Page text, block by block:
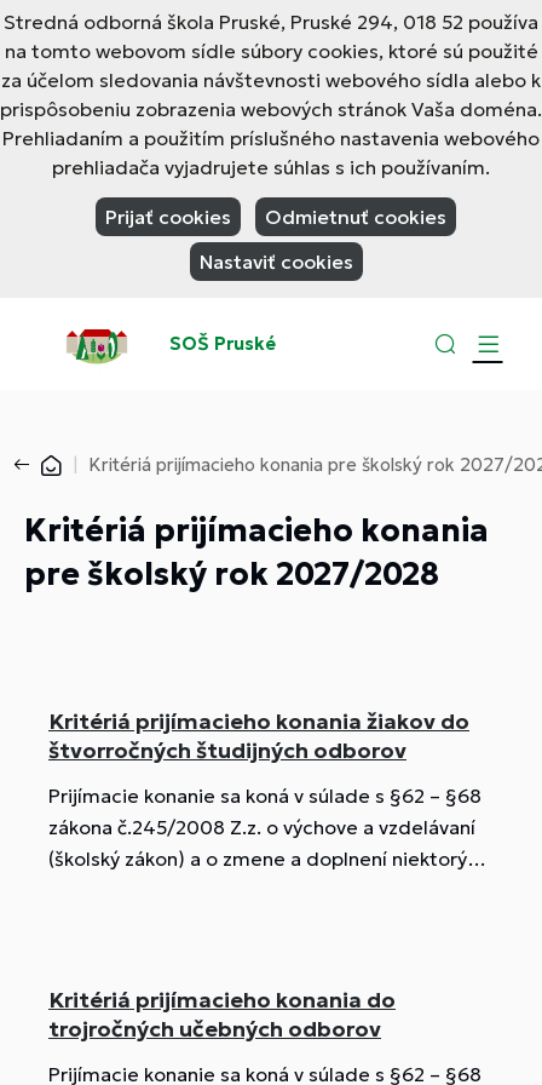
Stredná odborná škola Pruské, Pruské 294, 018 52 používa
na tomto webovom sídle súbory cookies, ktoré sú použité
za účelom sledovania návštevnosti webového sídla alebo k
prispôsobeniu zobrazenia webových stránok Vaša doména.
Prehliadaním a použitím príslušného nastavenia webového
prehliadača vyjadrujete súhlas s ich používaním.
Prijať cookies
Odmietnuť cookies
Nastaviť cookies
SOŠ Pruské
Kritériá prijímacieho konania pre školský rok 2027/
Kritériá prijímacieho konania
pre školský rok 2027/2028
Kritériá prijímacieho konania žiakov do
štvorročných študijných odborov
Prijímacie konanie sa koná v súlade s §62 – §68
zákona č.245/2008 Z.z. o výchove a vzdelávaní
(školský zákon) a o zmene a doplnení niektorých
predpisov, §31 zákona č. 61/2015 Z.z. o
odbornom vzdelávaní a príprave a o zmene a
doplnení niektorých zákonov, v súlade so
Kritériá prijímacieho konania do
trojročných učebných odborov
Prijímacie konanie sa koná v súlade s §62 – §68